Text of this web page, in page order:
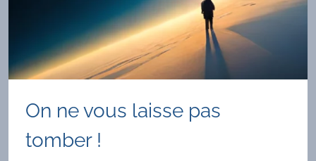
On ne vous laisse pas
tomber !